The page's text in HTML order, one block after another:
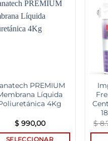
tiene
múltiples
variantes.
elegir
en
página
de
PREMIUM
Líquida
4Kg
$990,00
$